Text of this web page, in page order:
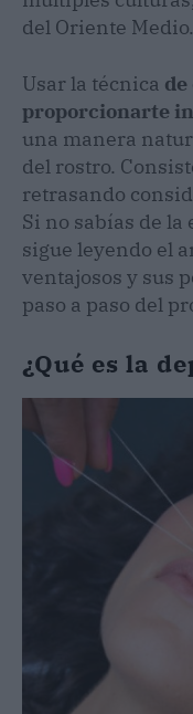
del Oriente Medio.
Usar la técnica
proporcionarte
una manera
del rostro.
retrasando
Si no sabías de
sigue leyendo el
ventajosos y sus
paso a paso del
¿Qué es la